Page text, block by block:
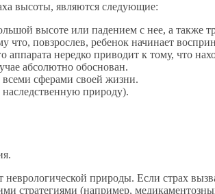
высоты, являются следующие:
высоте или падением с нее, а также
что, повзрослев, ребенок начинает
аппарата нередко приводит к тому, что
абсолютно обоснован.
сферами своей жизни.
природу).
неврологической природы. Если страх
стратегиями (например,